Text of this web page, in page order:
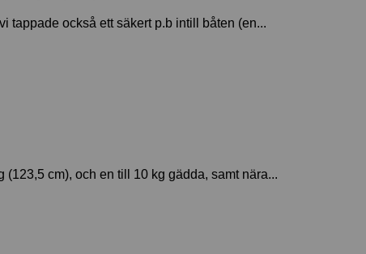
tappade också ett säkert p.b intill båten (en...
cm), och en till 10 kg gädda, samt nära...